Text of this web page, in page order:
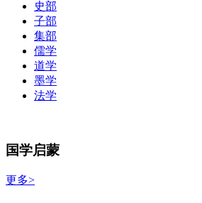
史部
子部
集部
儒学
道学
墨学
法学
国学启蒙
更多>